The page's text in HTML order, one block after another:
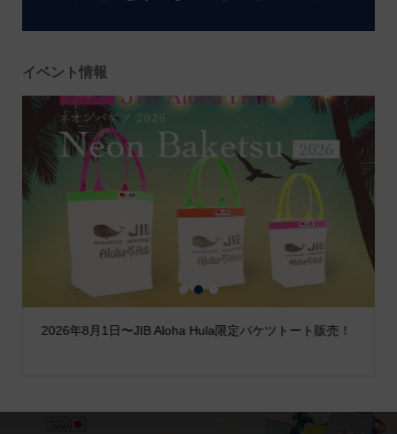
イベント情報
2026年8月1日〜JIB Aloha Hula限定バケツトート販売！
1 2 3